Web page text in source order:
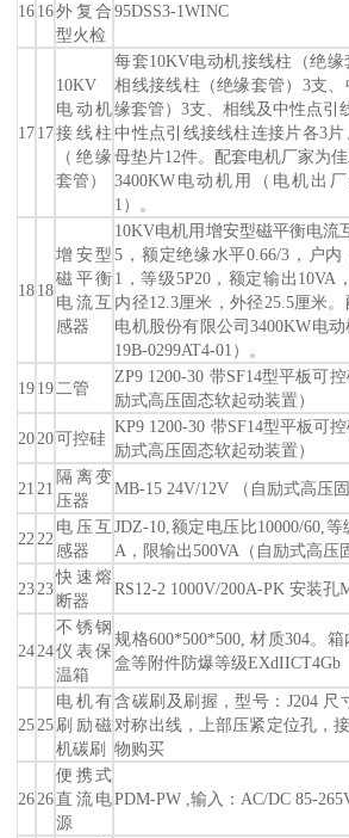
1616外复合
型火检
95DSS3-1WINC
1717
10KV
电动机
接线柱
（绝缘
套管）
每套10KV电动机接线柱（绝缘
相线接线柱（绝缘套管）3支
缘套管）3支、相线及中性点引
中性点引线接线柱连接片各3
母垫片12件。配套电机厂家为
3400KW电动机用（电机出厂
1）。
1818
增安型
磁平衡
电流互
感器
10KV电机用增安型磁平衡电流
5，额定绝缘水平0.66/3，户
1，等级5P20，额定输出10VA
内径12.3厘米，外径25.5厘米
电机股份有限公司3400KW电
19B-0299AT4-01）。
1919二管
ZP9 1200-30 带SF14型平板可
励式高压固态软起动装置）
2020可控硅
KP9 1200-30 带SF14型平板可
励式高压固态软起动装置）
21 21
隔离变
压器
MB-15 24V/12V （自励式高压
2222
电压互
感器
JDZ-10,额定电压比10000/60,
A，限输出500VA（自励式高压
2323
快速熔
断器
RS12-2 1000V/200A-PK 安装孔
2424
不锈钢
仪表保
温箱
规格600*500*500, 材质304。
盒等附件防爆等级EXdIICT4Gb
2525
电机有
刷励磁
机碳刷
含碳刷及刷握，型号：J204 尺
对称出线，上部压紧定位孔，
物购买
2626
便携式
直流电
源
PDM-PW ,输入：AC/DC 85-